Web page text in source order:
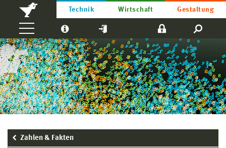
Technik Wirtschaft Gestaltung
Zahlen & Fakten